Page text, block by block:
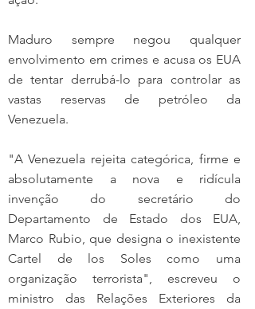
Maduro sempre negou qualquer
envolvimento em crimes e acusa os EUA
de tentar derrubá-lo para controlar as
vastas reservas de petróleo da
Venezuela.
"A Venezuela rejeita categórica, firme e
absolutamente a nova e ridícula
invenção do secretário do
Departamento de Estado dos EUA,
Marco Rubio, que designa o inexistente
Cartel de los Soles como uma
organização terrorista", escreveu o
ministro das Relações Exteriores da